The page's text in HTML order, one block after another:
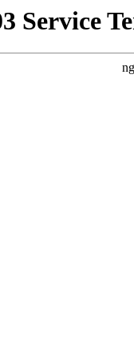
Service